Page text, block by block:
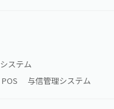
ステム
POS 与信管理システム